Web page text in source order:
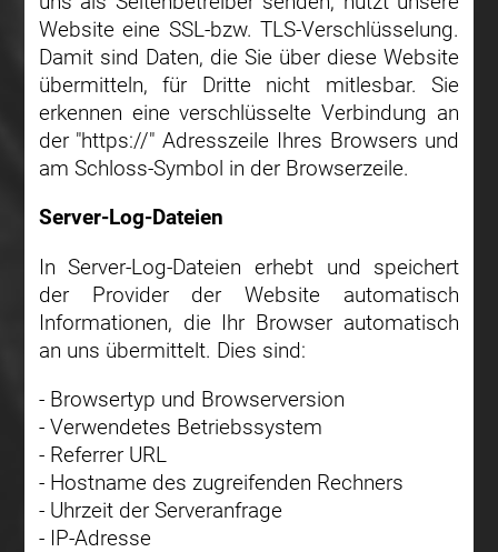
Website eine SSL-bzw. TLS-Verschlüsselung.
Damit sind Daten, die Sie über diese Website
übermitteln, für Dritte nicht mitlesbar. Sie
erkennen eine verschlüsselte Verbindung an
der "https://" Adresszeile Ihres Browsers und
am Schloss-Symbol in der Browserzeile.
Server-Log-Dateien
In Server-Log-Dateien erhebt und speichert
der Provider der Website automatisch
Informationen, die Ihr Browser automatisch
an uns übermittelt. Dies sind:
- Browsertyp und Browserversion
- Verwendetes Betriebssystem
- Referrer URL
- Hostname des zugreifenden Rechners
- Uhrzeit der Serveranfrage
- IP-Adresse